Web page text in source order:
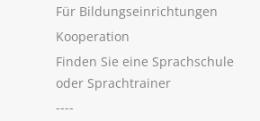
Für Bildungseinrichtungen
Kooperation
Finden Sie eine Sprachschule
oder Sprachtrainer
----